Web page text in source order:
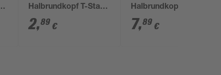
Halbrundkopf T-Star
plus T10 Stahl Ø 3 x
10 mm 30 Stück
2,89 €
Halbrundkopf T-Star
plus T20 Stahl Ø 4,5 x
20 mm 90 Stück
7,89 €